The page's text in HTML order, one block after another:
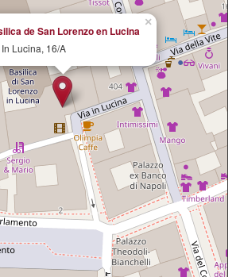
×
de San Lorenzo en Lucina
Lucina, 16/A